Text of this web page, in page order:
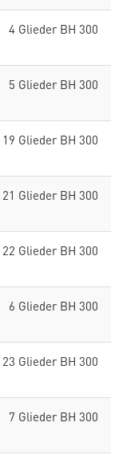
4 Glieder BH 300
5 Glieder BH 300
19 Glieder BH 300
21 Glieder BH 300
22 Glieder BH 300
6 Glieder BH 300
23 Glieder BH 300
7 Glieder BH 300